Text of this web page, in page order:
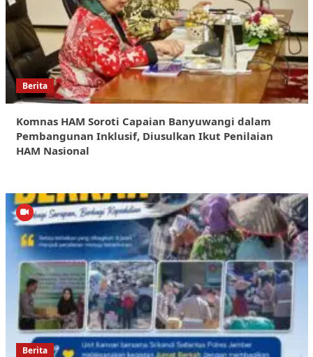
Berita
Komnas HAM Soroti Capaian Banyuwangi dalam
Pembangunan Inklusif, Diusulkan Ikut Penilaian
HAM Nasional
Berita